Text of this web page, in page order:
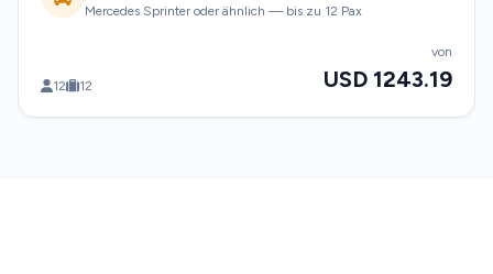
Mercedes Sprinter oder ähnlich — bis zu 12 Pax
12 12
von
USD 1243.19